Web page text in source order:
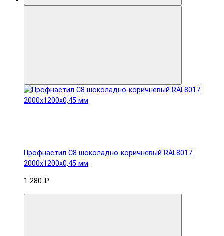
Профнастил С8 шоколадно-коричневый RAL8017
2000х1200х0,45 мм
1 280 ₽